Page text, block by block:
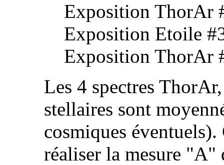
Exposition ThorAr
Exposition Etoile
Exposition ThorAr
Les 4 spectres
stellaires sont
cosmiques éventuels).
réaliser la mesure "A"